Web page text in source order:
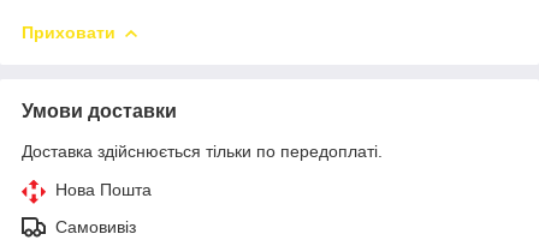
Приховати
Умови доставки
Доставка здійснюється тільки по передоплаті.
Нова Пошта
Самовивіз